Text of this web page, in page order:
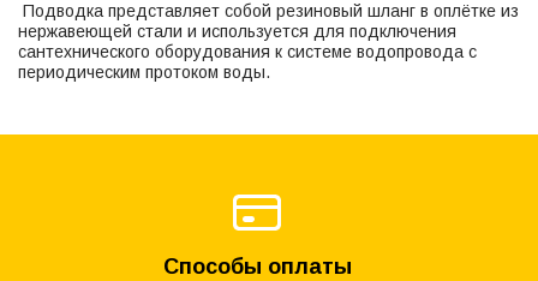
Подводка представляет собой резиновый шланг в оплётке из
нержавеющей стали и используется для подключения
сантехнического оборудования к системе водопровода с
периодическим протоком воды.
Способы оплаты